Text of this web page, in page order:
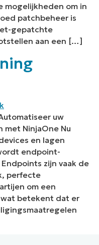
mogelijkheden om in
patchbeheer is
gepatchte
aan een […]
uw
NinjaOne Nu
en lagen
endpoint-
zijn vaak de
perfecte
om een
betekent dat er